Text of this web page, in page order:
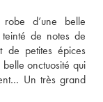
d’une belle
de notes de
de petites épices
onctuosité qui
Un très grand